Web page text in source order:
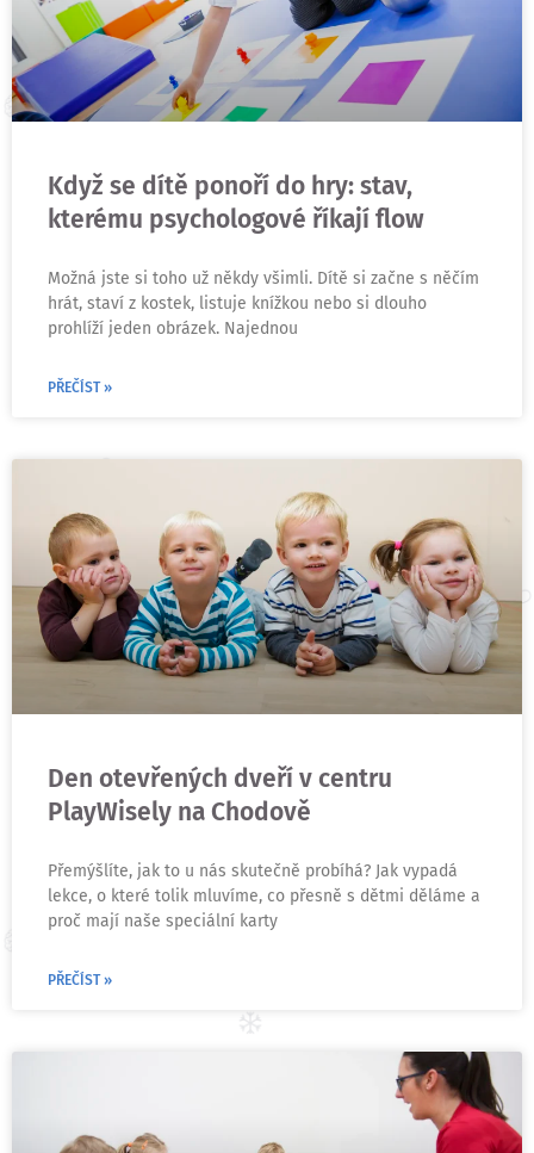
Když se dítě ponoří do hry: stav,
kterému psychologové říkají flow
Možná jste si toho už někdy všimli. Dítě si začne s něčím
hrát, staví z kostek, listuje knížkou nebo si dlouho
prohlíží jeden obrázek. Najednou
PŘEČÍST »
Den otevřených dveří v centru
PlayWisely na Chodově
Přemýšlíte, jak to u nás skutečně probíhá? Jak vypadá
lekce, o které tolik mluvíme, co přesně s dětmi děláme a
proč mají naše speciální karty
PŘEČÍST »